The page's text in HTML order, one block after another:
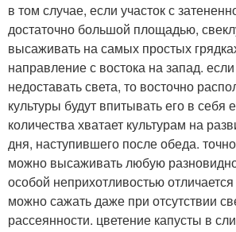
в том случае, если участок с
достаточно большой площадью,
высаживать на самых простых
направление с востока на запад.
недоставать света, то восточно
культуры будут впитывать его в себя
количества хватает культурам на
дня, наступившего после обеда.
можно высаживать любую
особой неприхотливостью
можно сажать даже при отсутствии
рассеянности. цветение капусты в